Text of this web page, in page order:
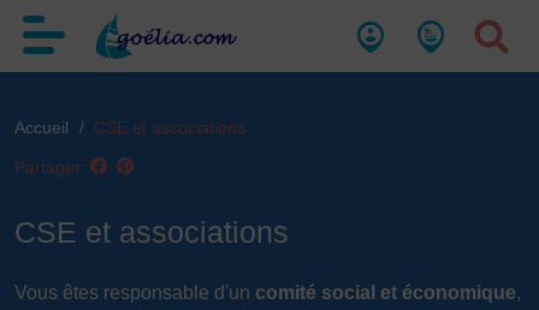
Accueil CSE et associations
Partager:
CSE et associations
Vous êtes responsable d'un comité social et économique,